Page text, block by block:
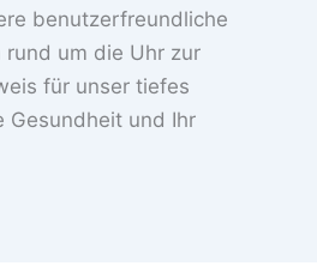
benutzerfreundliche
um die Uhr zur
für unser tiefes
Gesundheit und Ihr